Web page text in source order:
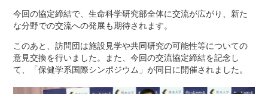
今回の協定締結で、生命科学研究部全体に交流が広がり、新た
な分野での交流への発展も期待されます。
このあと、訪問団は施設見学や共同研究の可能性等についての
意見交換を行いました。また、今回の交流協定締結を記念し
て、「保健学系国際シンポジウム」が同日に開催されました。
保健学科長メッセージ
学科の概要
専攻の紹介
教員一覧
入試のご案内